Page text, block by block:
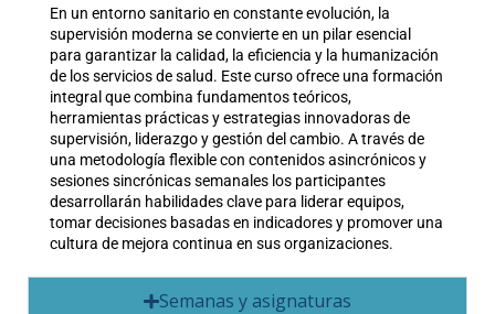
En un entorno sanitario en constante evolución, la
supervisión moderna se convierte en un pilar esencial
para garantizar la calidad, la eficiencia y la humanización
de los servicios de salud. Este curso ofrece una formación
integral que combina fundamentos teóricos,
herramientas prácticas y estrategias innovadoras de
supervisión, liderazgo y gestión del cambio. A través de
una metodología flexible con contenidos asincrónicos y
sesiones sincrónicas semanales los participantes
desarrollarán habilidades clave para liderar equipos,
tomar decisiones basadas en indicadores y promover una
cultura de mejora continua en sus organizaciones.
Semanas y asignaturas